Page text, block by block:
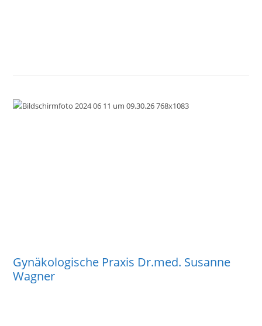
Gynäkologische Praxis Dr.med. Susanne
Wagner